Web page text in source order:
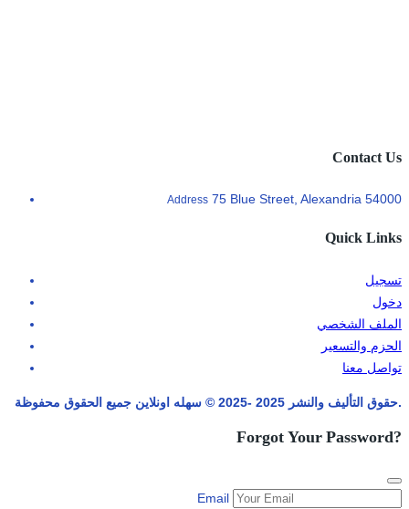
Contact Us
Address 75 Blue Street, Alexandria 54000
Quick Links
تسجيل
دخول
الملف الشخصي
الحزم والتسعير
تواصل معنا
حقوق التأليف والنشر 2025 -2025 © سهله اونلاين جميع الحقوق محفوظة.
Forgot Your Password?
Email